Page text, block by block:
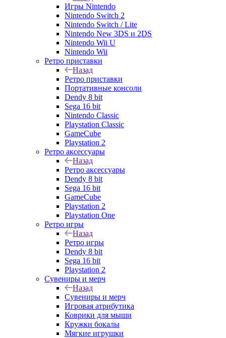
Игры Nintendo
Nintendo Switch 2
Nintendo Switch / Lite
Nintendo New 3DS и 2DS
Nintendo Wii U
Nintendo Wii
Ретро приставки
Назад
Ретро приставки
Портативные консоли
Dendy 8 bit
Sega 16 bit
Nintendo Classic
Playstation Classic
GameCube
Playstation 2
Ретро аксессуары
Назад
Ретро аксессуары
Dendy 8 bit
Sega 16 bit
GameCube
Playstation 2
Playstation One
Ретро игры
Назад
Ретро игры
Dendy 8 bit
Sega 16 bit
Playstation 2
Сувениры и мерч
Назад
Сувениры и мерч
Игровая атрибутика
Коврики для мыши
Кружки бокалы
Мягкие игрушки